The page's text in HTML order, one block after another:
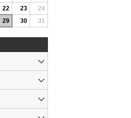
22 23
24
29 30 31